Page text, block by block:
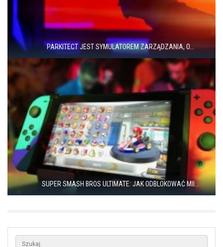
PARKITECT JEST SYMULATOREM ZARZĄDZANIA, O...
SUPER SMASH BROS ULTIMATE: JAK ODBLOKOWAĆ MII...